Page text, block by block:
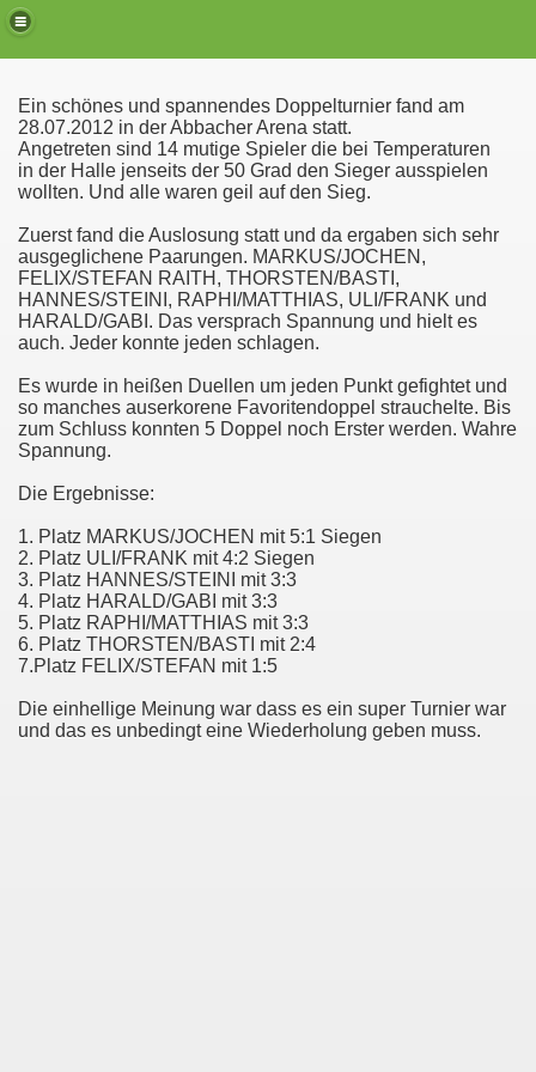
Ein schönes und spannendes Doppelturnier fand am
28.07.2012 in der Abbacher Arena statt.
Angetreten sind 14 mutige Spieler die bei Temperaturen
in der Halle jenseits der 50 Grad den Sieger ausspielen
wollten. Und alle waren geil auf den Sieg.
Zuerst fand die Auslosung statt und da ergaben sich sehr
ausgeglichene Paarungen. MARKUS/JOCHEN,
FELIX/STEFAN RAITH, THORSTEN/BASTI,
HANNES/STEINI, RAPHI/MATTHIAS, ULI/FRANK und
HARALD/GABI. Das versprach Spannung und hielt es
auch. Jeder konnte jeden schlagen.
Es wurde in heißen Duellen um jeden Punkt gefightet und
so manches auserkorene Favoritendoppel strauchelte. Bis
zum Schluss konnten 5 Doppel noch Erster werden. Wahre
Spannung.
Die Ergebnisse:
1. Platz MARKUS/JOCHEN mit 5:1 Siegen
2. Platz ULI/FRANK mit 4:2 Siegen
3. Platz HANNES/STEINI mit 3:3
4. Platz HARALD/GABI mit 3:3
5. Platz RAPHI/MATTHIAS mit 3:3
6. Platz THORSTEN/BASTI mit 2:4
7.Platz FELIX/STEFAN mit 1:5
Die einhellige Meinung war dass es ein super Turnier war
und das es unbedingt eine Wiederholung geben muss.